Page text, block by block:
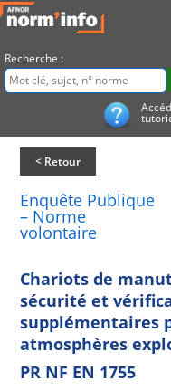
Recherche :
< Retour
Enquête Publique
– Norme
volontaire
Chariots de
sécurité et
supplémentaires
atmosphères
PR NF EN 1755